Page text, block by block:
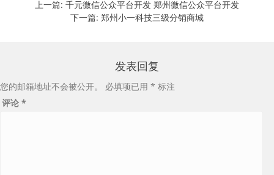
上一篇: 千元微信公众平台开发 郑州微信公众平台开发
下一篇: 郑州小一科技三级分销商城
发表回复
您的邮箱地址不会被公开。 必填项已用 * 标注
评论 *